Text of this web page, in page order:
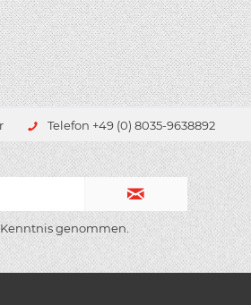
Telefon +49 (0) 8035-9638892
genommen.